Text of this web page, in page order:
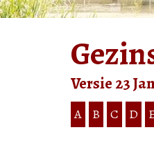
Versie 23
A B C D